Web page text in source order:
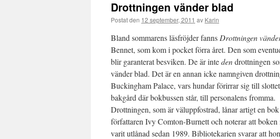
Drottningen vänder blad
Postat den 12 september, 2011 av Karin
Bland sommarens läsfröjder fanns Drottningen
Bennet, som kom i pocket förra året. Den som
blir garanterat besviken. De är intedendrottningen
vänder blad. Det är en annan icke namngiven
Buckingham Palace, vars hundar förirrar sig till
bakgård där bokbussen står, till personalens fromma.
Drottningen, som är väluppfostrad, lånar artigt en
författaren Ivy Comton-Burnett och noterar att boken
varit utlånad sedan 1989. Bibliotekarien svarar att